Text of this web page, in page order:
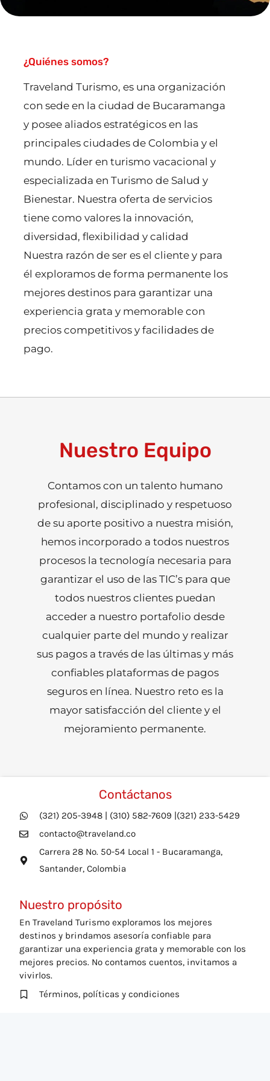
¿Quiénes somos?
Traveland Turismo, es una organización
con sede en la ciudad de Bucaramanga
y posee aliados estratégicos en las
principales ciudades de Colombia y el
mundo. Líder en turismo vacacional y
especializada en Turismo de Salud y
Bienestar. Nuestra oferta de servicios
tiene como valores la innovación,
diversidad, flexibilidad y calidad
Nuestra razón de ser es el cliente y para
él exploramos de forma permanente los
mejores destinos para garantizar una
experiencia grata y memorable con
precios competitivos y facilidades de
pago.
Nuestro Equipo
Contamos con un talento humano
profesional, disciplinado y respetuoso
de su aporte positivo a nuestra misión,
hemos incorporado a todos nuestros
procesos la tecnología necesaria para
garantizar el uso de las TIC’s para que
todos nuestros clientes puedan
acceder a nuestro portafolio desde
cualquier parte del mundo y realizar
sus pagos a través de las últimas y más
confiables plataformas de pagos
seguros en línea. Nuestro reto es la
mayor satisfacción del cliente y el
mejoramiento permanente.
Contáctanos
(321) 205-3948 | (310) 582-7609 |(321) 233-5429
contacto@traveland.co
Carrera 28 No. 50-54 Local 1 - Bucaramanga,
Santander, Colombia
Nuestro propósito
En Traveland Turismo exploramos los mejores
destinos y brindamos asesoría confiable para
garantizar una experiencia grata y memorable con los
mejores precios. No contamos cuentos, invitamos a
vivirlos.
Términos, políticas y condiciones